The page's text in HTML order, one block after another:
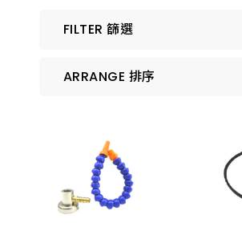
FILTER 篩選
ARRANGE 排序
上架時間 由新到舊
上架時間 由舊到新